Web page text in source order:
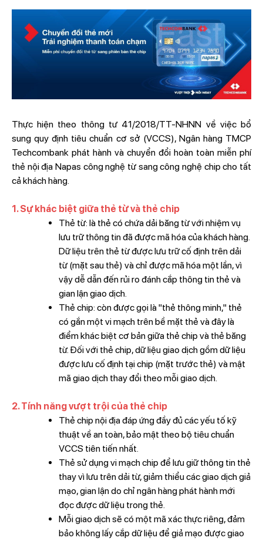
Thực hiện theo thông tư 41/2018/TT-NHNN về việc bổ
sung quy định tiêu chuẩn cơ sở (VCCS), Ngân hàng TMCP
Techcombank phát hành và chuyển đổi hoàn toàn miễn phí
thẻ nội địa Napas công nghệ từ sang công nghệ chip cho tất
cả khách hàng.
1. Sự khác biệt giữa thẻ từ và thẻ chip
Thẻ từ: là thẻ có chứa dải băng từ với nhiệm vụ
lưu trữ thông tin đã được mã hóa của khách hàng.
Dữ liệu trên thẻ từ được lưu trữ cố định trên dải
từ (mặt sau thẻ) và chỉ được mã hóa một lần, vì
vậy dễ dẫn đến rủi ro đánh cắp thông tin thẻ và
gian lận giao dịch.
Thẻ chip: còn được gọi là "thẻ thông minh," thẻ
có gắn một vi mạch trên bề mặt thẻ và đây là
điểm khác biệt cơ bản giữa thẻ chip và thẻ băng
từ. Đối với thẻ chip, dữ liệu giao dịch gồm dữ liệu
được lưu cố định tại chip (mặt trước thẻ) và mật
mã giao dịch thay đổi theo mỗi giao dịch.
2. Tính năng vượt trội của thẻ chip
Thẻ chip nội địa đáp ứng đầy đủ các yếu tố kỹ
thuật về an toàn, bảo mật theo bộ tiêu chuẩn
VCCS tiên tiến nhất.
Thẻ sử dụng vi mạch chip để lưu giữ thông tin thẻ
thay vì lưu trên dải từ, giảm thiểu các giao dịch giả
mạo, gian lận do chỉ ngân hàng phát hành mới
đọc được dữ liệu trong thẻ.
Mỗi giao dịch sẽ có một mã xác thực riêng, đảm
bảo không lấy cắp dữ liệu để giả mạo được giao